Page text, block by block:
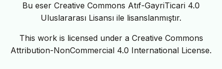
Bu eser Creative Commons Atıf-GayriTicari 4.0
Uluslararası Lisansı ile lisanslanmıştır.
This work is licensed under a Creative Commons
Attribution-NonCommercial 4.0 International License.